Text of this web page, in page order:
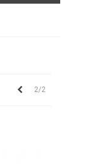
Anterior
2/2